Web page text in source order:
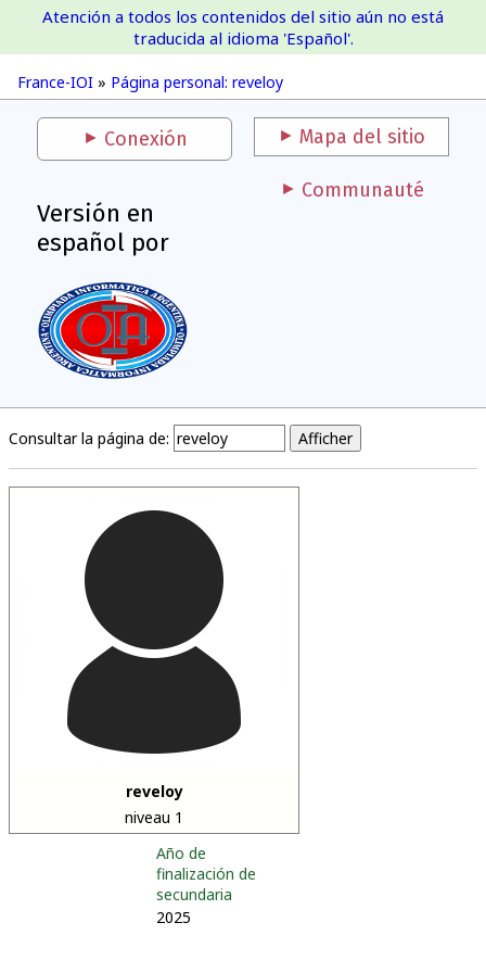
France-IOI
France-IOI » Página personal: reveloy
Atención a todos los contenidos del sitio aún no está
traducida al idioma 'Español'.
Conexión Mapa del sitio
Versión en
español por
Communauté
Consultar la página de:
reveloy
niveau 1
Año de
finalización de
secundaria
2025